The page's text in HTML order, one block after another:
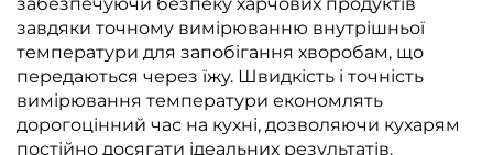
завдяки точному вимірюванню внутрішньої
температури для запобігання хворобам, що
передаються через їжу. Швидкість і точність
вимірювання температури економлять
дорогоцінний час на кухні, дозволяючи кухарям
постійно досягати ідеальних результатів.